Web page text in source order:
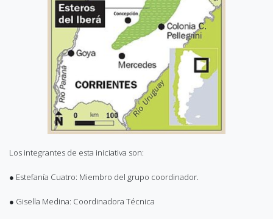
Los integrantes de esta iniciativa son:
● Estefanía Cuatro: Miembro del grupo coordinador.
● Gisella Medina: Coordinadora Técnica